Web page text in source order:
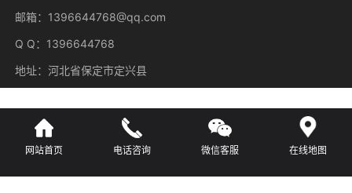
网站首页 电话咨询 微信客服 在线地图
邮箱：1396644768@qq.com
Q Q：1396644768
地址：河北省保定市定兴县
主营区域 广东 河北 湖南 江苏 江西